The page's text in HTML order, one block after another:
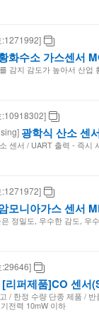
:1271992]
화수소 가스센서
감지 감도가 높아서 산업
:10918302]
광학식 산소 센
센서 / UART 출력 - 즉시
:1271972]
모니아가스 센서
정밀도, 우수한 감도, 우
:29646]
[리퍼제품]CO 센서
/ 한정 수량 단종 제품 /
전력 10mW 이하